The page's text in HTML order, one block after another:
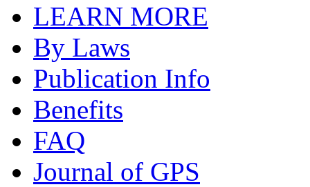
LEARN MORE
By Laws
Publication Info
Benefits
FAQ
Journal of GPS